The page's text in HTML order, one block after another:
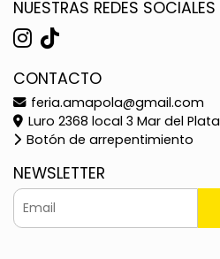
NUESTRAS REDES SOCIALES
CONTACTO
feria.amapola@gmail.com
Luro 2368 local 3 Mar del Plata
Botón de arrepentimiento
NEWSLETTER